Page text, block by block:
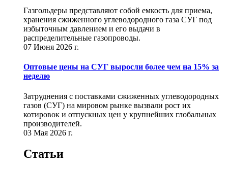
Газгольдеры представляют собой емкость для приема,
хранения сжиженного углеводородного газа СУГ под
избыточным давлением и его выдачи в
распределительные газопроводы.
07 Июня 2026 г.
Оптовые цены на СУГ выросли более чем на 15% за
неделю
Затруднения с поставками сжиженных углеводородных
газов (СУГ) на мировом рынке вызвали рост их
котировок и отпускных цен у крупнейших глобальных
производителей.
03 Мая 2026 г.
Статьи